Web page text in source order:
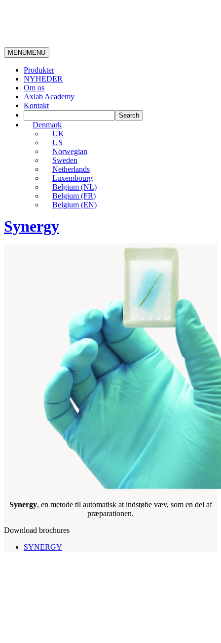
MENUMENU
Produkter
NYHEDER
Om os
Axlab Academy
Kontakt
Denmark
UK
US
Norwegian
Sweden
Netherlands
Luxembourg
Belgium (NL)
Belgium (FR)
Belgium (EN)
Synergy
Synergy, en metode til automatisk at indstøbe væv, som en del af
præparationen.
Download brochures
SYNERGY